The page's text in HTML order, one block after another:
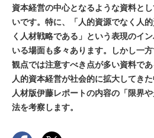
資本経営の中心となるような資料と
いです。特に、「人的資源でなく人
く人材戦略である」という表現のイ
いる場面も多々あります。しかし一
観点では注意すべき点が多い資料であ
人的資本経営が社会的に拡大してき
人材版伊藤レポートの内容の「限界
法を考察します。